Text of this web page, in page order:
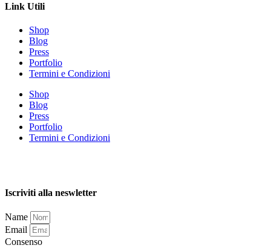
Link Utili
Shop
Blog
Press
Portfolio
Termini e Condizioni
Shop
Blog
Press
Portfolio
Termini e Condizioni
Iscriviti alla neswletter
Name
Email
Consenso